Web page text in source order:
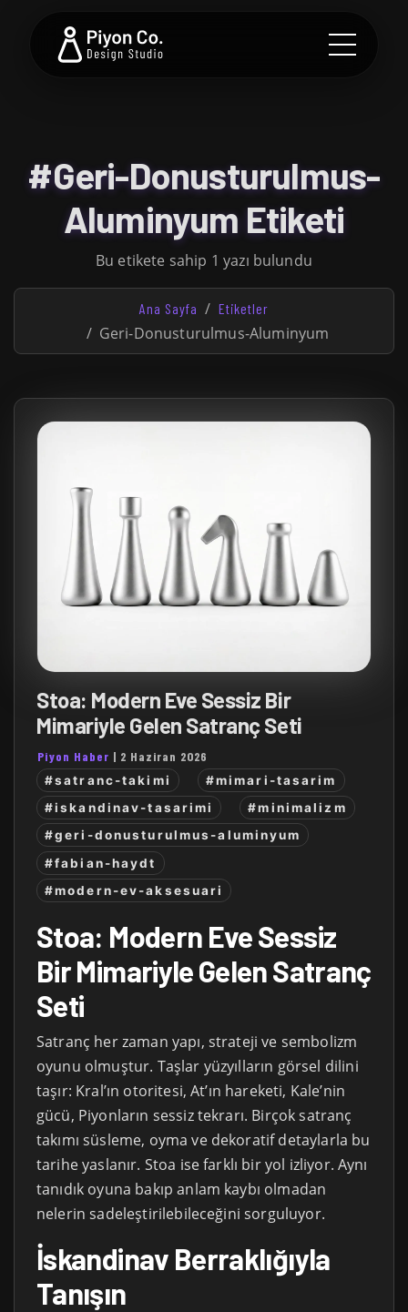
#Geri-Donusturulmus-
Aluminyum Etiketi
Bu etikete sahip 1 yazı bulundu
Ana Sayfa Etiketler
Geri-Donusturulmus-Aluminyum
Stoa: Modern Eve Sessiz Bir
Mimariyle Gelen Satranç Seti
Piyon Haber | 2 Haziran 2026
#satranc-takimi
#mimari-tasarim
#iskandinav-tasarimi
#minimalizm
#geri-donusturulmus-aluminyum
#fabian-haydt
#modern-ev-aksesuari
Stoa: Modern Eve Sessiz
Bir Mimariyle Gelen Satranç
Seti
Satranç her zaman yapı, strateji ve sembolizm
oyunu olmuştur. Taşlar yüzyılların görsel dilini
taşır: Kral’ın otoritesi, At’ın hareketi, Kale’nin
gücü, Piyonların sessiz tekrarı. Birçok satranç
takımı süsleme, oyma ve dekoratif detaylarla bu
tarihe yaslanır. Stoa ise farklı bir yol izliyor. Aynı
tanıdık oyuna bakıp anlam kaybı olmadan
nelerin sadeleştirilebileceğini sorguluyor.
İskandinav Berraklığıyla
Tanışın